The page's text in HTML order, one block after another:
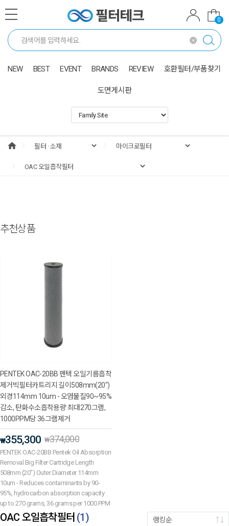
0
NEW BEST EVENT BRANDS REVIEW 호환필터/부품찾기
도면게시판
추천상품
PENTEK OAC-20BB 펜텍 오일기름흡착
제거빅필터카트리지 길이508mm(20")
외경114mm 10um - 오염물질90~95%
감소, 탄화수소흡착용량 최대270그램,
1000PPM당 36그램제거
₩355,300 ₩374,000
PENTEK OAC-20BB Pentek Oil Absorption
Removal Big Filter Cartridge Length
508mm (20") Outer Diameter 114mm
10um - Reduces contaminants by 90-
95%, hydrocarbon absorption capacity
up to 270 grams, 36 grams per 1000 PPM
OAC 오일흡착필터 (1) 랭킹순